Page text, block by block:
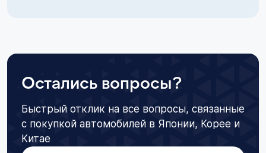
Остались вопросы?
Быстрый отклик на все вопросы, связанные
с покупкой автомобилей в Японии, Корее и
Китае